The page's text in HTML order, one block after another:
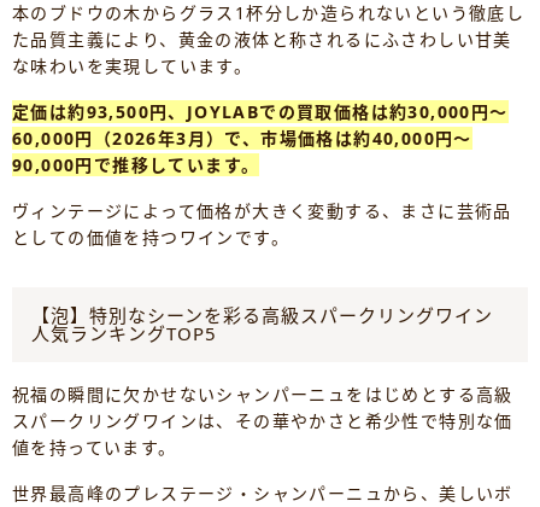
本のブドウの木からグラス1杯分しか造られないという徹底し
た品質主義により、黄金の液体と称されるにふさわしい甘美
な味わいを実現しています。
定価は約93,500円、JOYLABでの買取価格は約30,000円～
60,000円（2026年3月）で、市場価格は約40,000円～
90,000円で推移しています。
ヴィンテージによって価格が大きく変動する、まさに芸術品
としての価値を持つワインです。
【泡】特別なシーンを彩る高級スパークリングワイン
人気ランキングTOP5
祝福の瞬間に欠かせないシャンパーニュをはじめとする高級
スパークリングワインは、その華やかさと希少性で特別な価
値を持っています。
世界最高峰のプレステージ・シャンパーニュから、美しいボ